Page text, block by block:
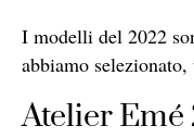
I modelli del 2022
abbiamo
Atelier